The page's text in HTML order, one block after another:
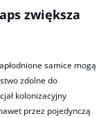
zwiększa
samice mogą
zdolne do
kolonizacyjny
przez pojedynczą